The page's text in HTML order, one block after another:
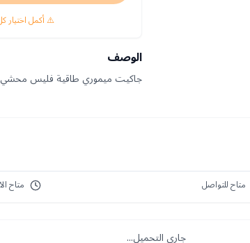
⚠️ أكمل اختيار
الوصف
جاكيت ميموري طاقية فليس محشي
متاح للتواصل متاح
جاري التحميل...